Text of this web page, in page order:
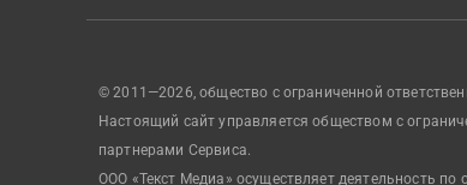
© 2011—2026, общество с ограниченной
Настоящий сайт управляется обществом с
партнерами Сервиса.
ООО «Текст Медиа» осуществляет деятельность